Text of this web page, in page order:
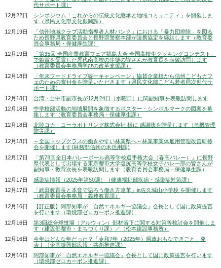
代サポート課）
12月22日
シンポジウム「これからの伝統文化継承と地域コミュニティ」を開催しま
す（県民文化部文化振興課）
12月19日
「信州地域クラブ活動指導者人材バンク」における「暴力団排除」を図る
ため長野県教育委員会と長野県警察本部が連携協定を締結します（教育委
員会事務局・保健厚生課）
12月19日
「第35回 全国産業教育フェア福島大会 全国高校生クッキングコンテスト」
で銀賞を受賞した屋代南高校の生徒の皆さんが教育長を表敬訪問します
（教育委員会事務局学びの改革支援課）
12月18日
「年末フードドライブ統一キャンペーン」協賛企業様から信州こどもカフ
ェのための寄付金を贈呈いただきます（県民文化部こども若者局次世代サ
ポート課）
12月18日
台湾・台中市副市長が12月24日（水曜日）に関副知事を表敬訪問します
12月18日
中学校部活動の地域展開を象徴するポスター・シンボルマークの図案を募
集します（教育委員会事務局・保健厚生課）
12月18日
北陸コカ・コーラボトリング株式会社 様に 感謝状を贈呈します（危機管理
防災課）
12月18日
～全国トップクラスの働きやすい林業県へ～林業事業体雇用管理改善研修
会を開催します(林務部信州の木活用課)
12月17日
「第78回全日本バレーボール高等学校選手権大会（春高バレー）」に長野
県代表として出場する東京都市大学塩尻高等学校女子バレー部の皆さんが
副知事・教育次長を表敬訪問します（教育委員会事務局・保健厚生課）
12月17日
感染症情報（2025年第50週）（健康福祉部疾病・感染症対策課）
12月17日
「武田教育長と本音で語ろう働き方改革」in佐久城山小学校 を開催します
（教育委員会事務局・義務教育課）
12月16日
【訂正版】阿部知事が「自然エネルギー協議会」会長として国に政策提言
を行います（環境部ゼロカーボン推進課）
12月16日
第3回総合球技場（アルウィン）部材落下に関する対策等検討会を開催しま
す（建設部都市・まちづくり課）／（松本建設事務所）
12月16日
今年はどんな年だった？「令和7年（2025年）県政おもなできごと」発
表！（企画振興部広報・共創推進課）
12月16日
阿部知事が「自然エネルギー協議会」会長として国に政策提言を行います
（環境部ゼロカーボン推進課）